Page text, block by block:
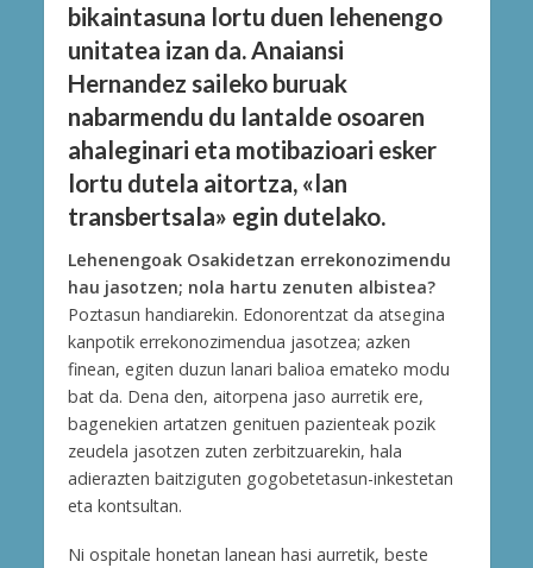
bikaintasuna lortu duen lehenengo
unitatea izan da. Anaiansi
Hernandez saileko buruak
nabarmendu du lantalde osoaren
ahaleginari eta motibazioari esker
lortu dutela aitortza, «lan
transbertsala» egin dutelako.
Lehenengoak Osakidetzan errekonozimendu
hau jasotzen; nola hartu zenuten albistea?
Poztasun handiarekin. Edonorentzat da atsegina
kanpotik errekonozimendua jasotzea; azken
finean, egiten duzun lanari balioa emateko modu
bat da. Dena den, aitorpena jaso aurretik ere,
bagenekien artatzen genituen pazienteak pozik
zeudela jasotzen zuten zerbitzuarekin, hala
adierazten baitziguten gogobetetasun-inkestetan
eta kontsultan.
Ni ospitale honetan lanean hasi aurretik, beste